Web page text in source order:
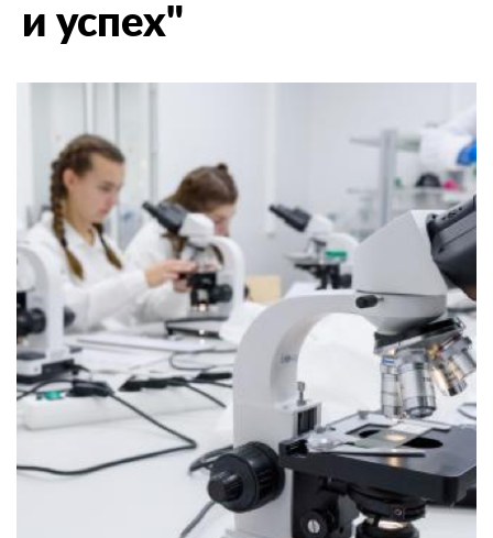
и успех"